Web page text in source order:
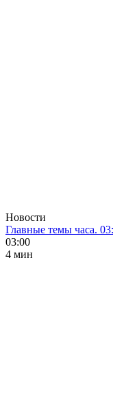
Новости
Главные темы часа.
03:00
4 мин